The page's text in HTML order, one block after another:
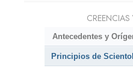
Antecedentes y
Principios de